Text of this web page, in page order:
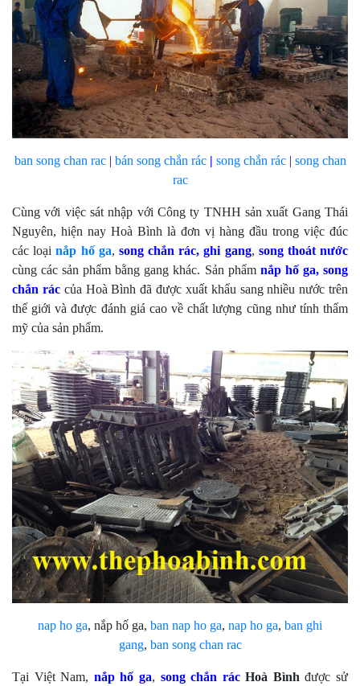
ban song chan rac| bán song chắn rác| song chắn rác| song chan
rac
Cùng với việc sát nhập với Công ty TNHH sản xuất Gang Thái
Nguyên, hiện nay Hoà Bình là đơn vị hàng đầu trong việc đúc
các loạinắp hố ga, song chắn rác, ghi gang, song thoát nước
cùng các sản phẩm bằng gang khác. Sản phẩm nắp hố ga,song
chắn ráccủa Hoà Bình đã được xuất khẩu sang nhiều nước trên
thế giới và được đánh giá cao về chất lượng cũng như tính thẩm
mỹ của sản phẩm.
nap ho ga, nắp hố ga, ban nap ho ga, nap ho ga, ban ghi
gang, ban song chan rac
Tại Việt Nam, nắp hố ga, song chắn rácHoà Bình được sử